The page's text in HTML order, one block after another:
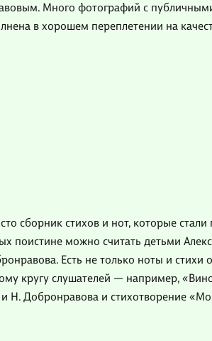
Много фотографий с
в хорошем переплетении на
сборник стихов и нот, которые
поистине можно считать детьми
Есть не только ноты и стихи
кругу слушателей — например,
Н. Добронравова и стихотворение